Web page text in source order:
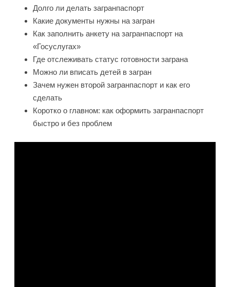
Долго ли делать загранпаспорт
Какие документы нужны на загран
Как заполнить анкету на загранпаспорт на
«Госуслугах»
Где отслеживать статус готовности заграна
Можно ли вписать детей в загран
Зачем нужен второй загранпаспорт и как его
сделать
Коротко о главном: как оформить загранпаспорт
быстро и без проблем